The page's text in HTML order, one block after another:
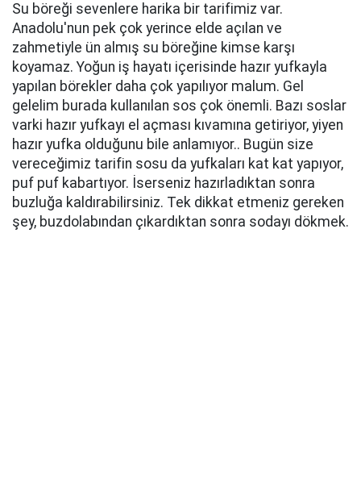
Su böreği sevenlere harika bir tarifimiz var.
Anadolu'nun pek çok yerince elde açılan ve
zahmetiyle ün almış su böreğine kimse karşı
koyamaz. Yoğun iş hayatı içerisinde hazır yufkayla
yapılan börekler daha çok yapılıyor malum. Gel
gelelim burada kullanılan sos çok önemli. Bazı soslar
varki hazır yufkayı el açması kıvamına getiriyor, yiyen
hazır yufka olduğunu bile anlamıyor.. Bugün size
vereceğimiz tarifin sosu da yufkaları kat kat yapıyor,
puf puf kabartıyor. İserseniz hazırladıktan sonra
buzluğa kaldırabilirsiniz. Tek dikkat etmeniz gereken
şey, buzdolabından çıkardıktan sonra sodayı dökmek.